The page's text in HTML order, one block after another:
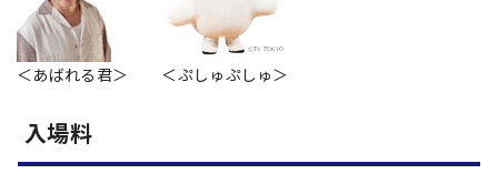
＜あばれる君＞ ＜ぷしゅぷしゅ＞
入場料